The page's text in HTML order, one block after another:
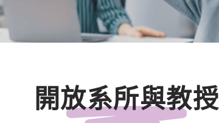
開放系所與教授